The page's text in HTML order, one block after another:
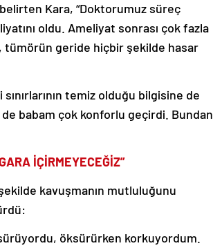
Kara, “Doktorumuz süreç
oldu. Ameliyat sonrası çok fazla
tümörün geride hiçbir şekilde hasar
temiz olduğu bilgisine de
babam çok konforlu geçirdi. Bundan
İÇİRMEYECEĞİZ”
şekilde kavuşmanın mutluluğunu
öksürürken korkuyordum.